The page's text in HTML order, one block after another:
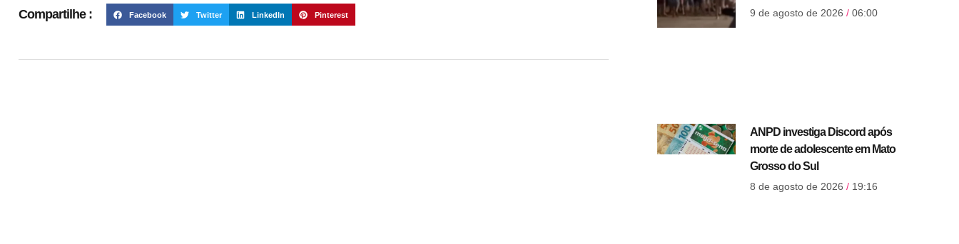
Compartilhe : Facebook Twitter LinkedIn Pinterest 9 de agosto de 2026 06:00
ANPD investiga Discord após
morte de adolescente em Mato
Grosso do Sul
8 de agosto de 2026 19:16